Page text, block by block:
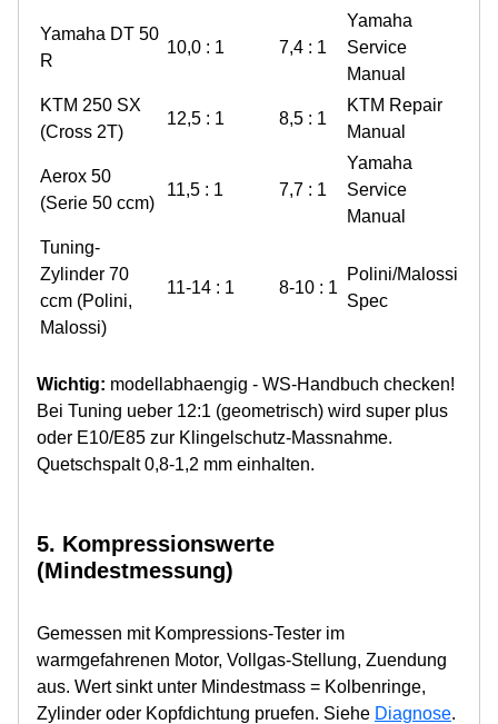
Yamaha DT 50
R
10,0 : 1 7,4 : 1
Yamaha
Service
Manual
KTM 250 SX
(Cross 2T)
12,5 : 1 8,5 : 1
KTM Repair
Manual
Aerox 50
(Serie 50 ccm)
11,5 : 1 7,7 : 1
Yamaha
Service
Manual
Tuning-
Zylinder 70
ccm (Polini,
Malossi)
11-14 : 1 8-10 : 1
Polini/Malossi
Spec
Wichtig: modellabhaengig - WS-Handbuch checken!
Bei Tuning ueber 12:1 (geometrisch) wird super plus
oder E10/E85 zur Klingelschutz-Massnahme.
Quetschspalt 0,8-1,2 mm einhalten.
5. Kompressionswerte
(Mindestmessung)
Gemessen mit Kompressions-Tester im
warmgefahrenen Motor, Vollgas-Stellung, Zuendung
aus. Wert sinkt unter Mindestmass = Kolbenringe,
Zylinder oder Kopfdichtung pruefen. Siehe Diagnose.